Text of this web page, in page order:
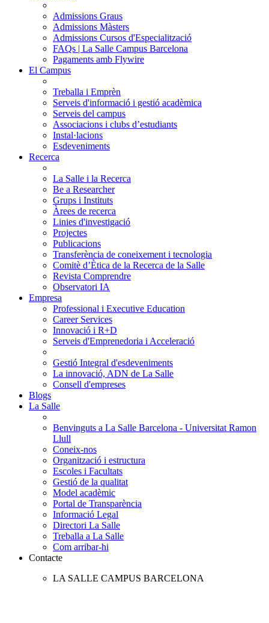
Admissions Graus
Admissions Màsters
Admissions Cursos d'Especialització
FAQs | La Salle Campus Barcelona
Pagaments amb Flywire
El Campus
Treballa i Emprèn
Serveis d'informació i gestió acadèmica
Serveis del campus
Associacions i clubs d’estudiants
Instal·lacions
Esdeveniments
Recerca
La Salle i la Recerca
Be a Researcher
Grups i Instituts
Àrees de recerca
Linies d'investigació
Projectes
Publicacions
Transferència de coneixement i tecnologia
Comitè d’Ètica de la Recerca de la Salle
Revista Comprendre
Observatori IA
Empresa
Professional i Executive Education
Career Services
Innovació i R+D
Serveis d'Emprenedoria i Acceleració
Gestió Integral d'esdeveniments
La innovació, ADN de La Salle
Consell d'empreses
Blogs
La Salle
Benvinguts a La Salle Barcelona - Universitat Ramon
Llull
Coneix-nos
Organització i estructura
Escoles i Facultats
Gestió de la qualitat
Model acadèmic
Portal de Transparència
Informació Legal
Directori La Salle
Treballa a La Salle
Com arribar-hi
Contacte
LA SALLE CAMPUS BARCELONA